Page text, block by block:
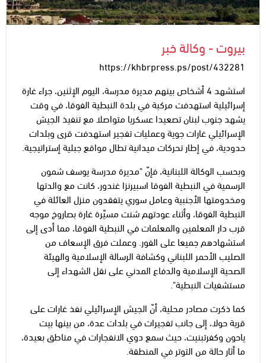
بيروت - وكالة خبر
https://khbrpress.ps/post/432281
استشهد 4 أشخاص بينهم مديرة مدرسة، اليوم الإثنين، جراء غارة
إسرائيلية استهدفت مركبة في بلدة النبطية الفوقا، في وقت
يشهد جنوب لبنان تصعيدا عسكريا متواصلا مع تنفيذ الجيش
الإسرائيلي غارات جوية وعمليات تفجير استهدفت قرى وبلدات
حدودية، في إطار تحركات ميدانية تطال مواقع جبلية إستراتيجية.
وبحسب الوكالة اللبنانية، فإنّ "مديرة مدرسة يوسف شمون
الرسمية في النبطية الفوقا اسبيرنزا غندور، كانت مع والدتها
ومخدومتها الأجنبية وعامل سوري يتفقدون منزل العائلة في
النبطية الفوقا، وأثناء عودتهم شنت مسيّرة غارة بصاروخ موجه
قرب دار المعلمين والمعلمات في النبطية الفوقا، مما أدى إلى
استشهادهم جميعا على الفور. وعملت فرق الإسعاف من
الصليب الأحمر اللبناني وكشافة الرسالة الإسلامية والهيئة
الصحية الإسلامية والدفاع المدني على نقل الشهداء إلى
مستشفيات النبطية".
كما ذكرت مصادر محلية، أنّ الجيش الإسرائيلي نفذ غارات على
قرية حولا، إلى جانب تفجيرات في بلدات عدة، من بينها بيت
ياحون وكفرتبنيت، حيث سمع دوي الانفجارات في مناطق بعيدة،
ما أثار حالة من التوتر في المنطقة.